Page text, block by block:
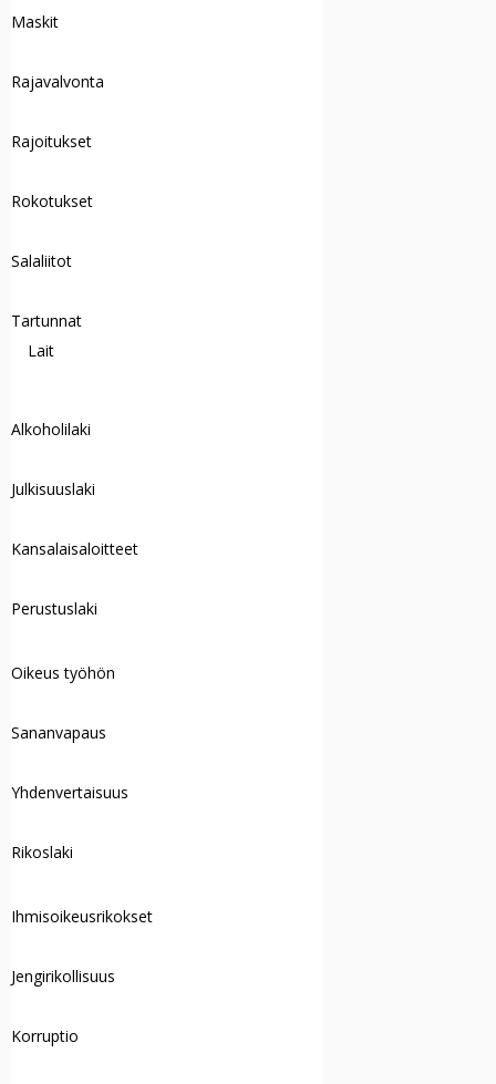
Maskit
Rajavalvonta
Rajoitukset
Rokotukset
Salaliitot
Tartunnat
Lait
Alkoholilaki
Julkisuuslaki
Kansalaisaloitteet
Perustuslaki
Oikeus työhön
Sananvapaus
Yhdenvertaisuus
Rikoslaki
Ihmisoikeusrikokset
Jengirikollisuus
Korruptio